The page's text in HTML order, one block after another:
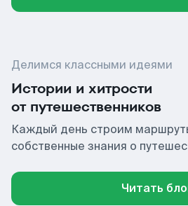
Делимся классными идеями
Истории и хитрости
от путешественников
Каждый день строим
собственные знания о
Читать